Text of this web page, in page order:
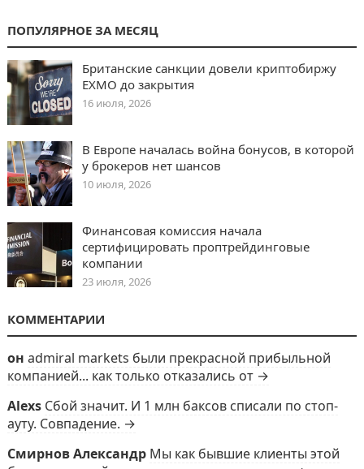
ПОПУЛЯРНОЕ ЗА МЕСЯЦ
Британские санкции довели криптобиржу
EXMO до закрытия
16 июля, 2026
В Европе началась война бонусов, в которой
у брокеров нет шансов
10 июля, 2026
Финансовая комиссия начала
сертифицировать проптрейдинговые
компании
23 июля, 2026
КОММЕНТАРИИ
он admiral markets были прекрасной прибыльной
компанией... как только отказались от →
Alexs Сбой значит. И 1 млн баксов списали по стоп-
ауту. Совпадение. →
Смирнов Александр Мы как бывшие клиенты этой